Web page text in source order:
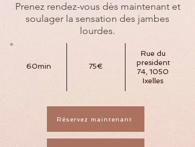
Prenez rendez-vous dès maintenant et
soulager la sensation des jambes
lourdes.
60min 75€
Rue du
president
74, 1050
Ixelles
Réservez maintenant